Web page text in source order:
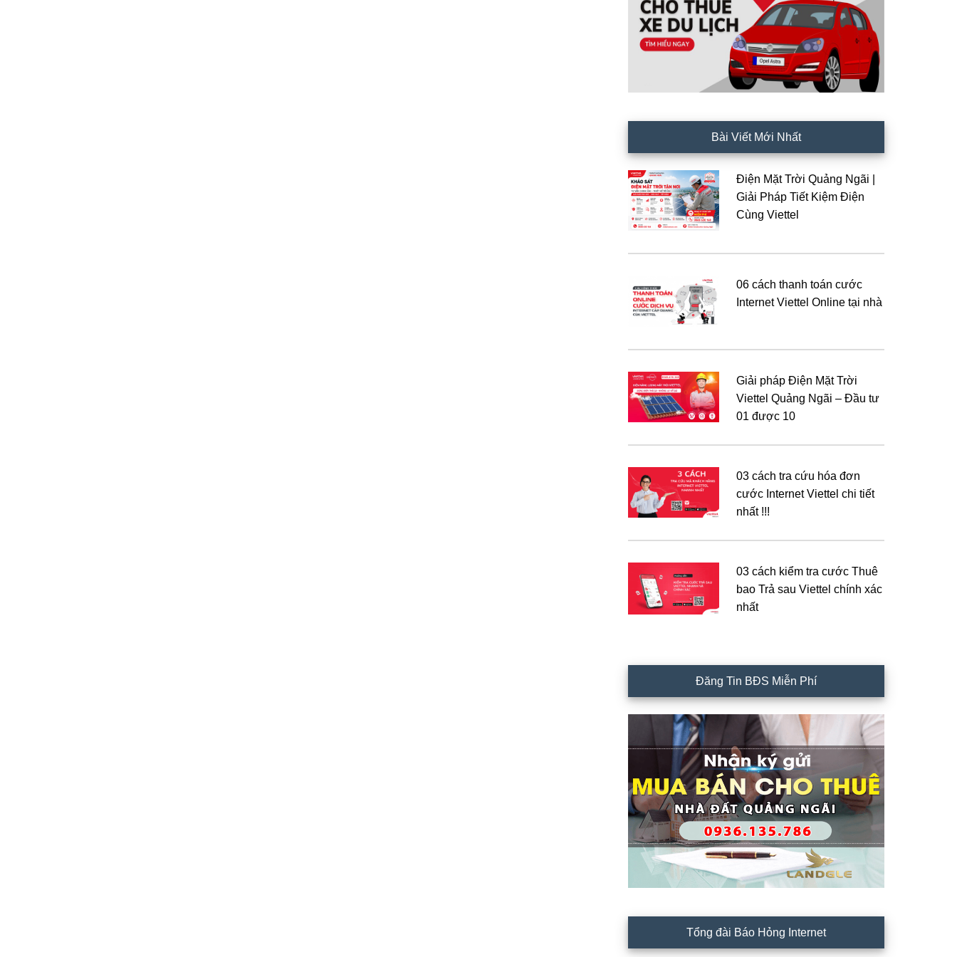
Bài Viết Mới Nhất
Điện Mặt Trời Quảng Ngãi |
Giải Pháp Tiết Kiệm Điện
Cùng Viettel
06 cách thanh toán cước
Internet Viettel Online tại nhà
Giải pháp Điện Mặt Trời
Viettel Quảng Ngãi – Đầu tư
01 được 10
03 cách tra cứu hóa đơn
cước Internet Viettel chi tiết
nhất !!!
03 cách kiểm tra cước Thuê
bao Trả sau Viettel chính xác
nhất
Đăng Tin BĐS Miễn Phí
Tổng đài Báo Hỏng Internet